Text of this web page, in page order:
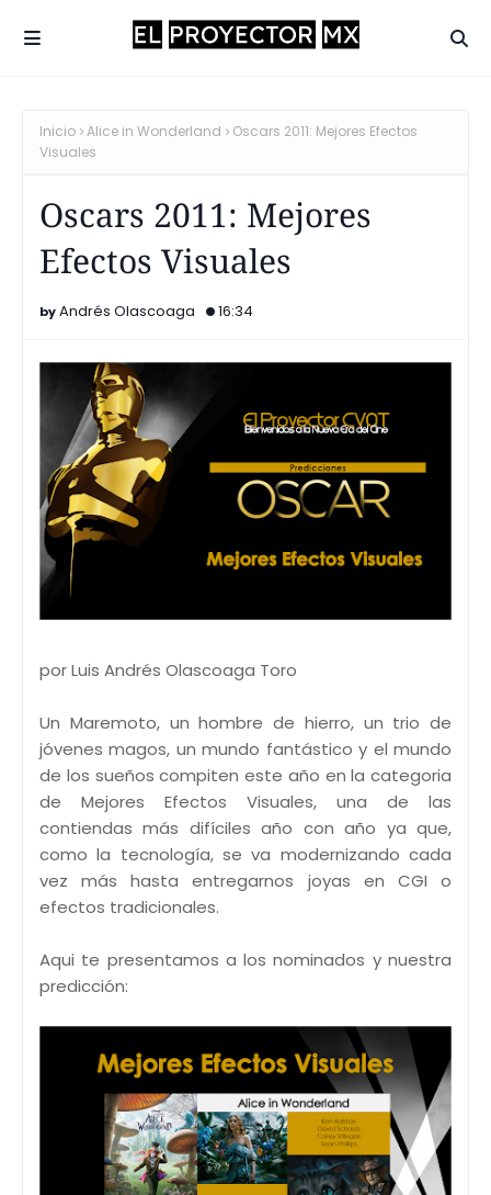
Inicio Alice in Wonderland
Oscars 2011: Mejores Efectos
Visuales
Oscars 2011: Mejores
Efectos Visuales
Andrés Olascoaga 16:34
por Luis Andrés Olascoaga Toro
Un Maremoto, un hombre de hierro, un trio de
jóvenes magos, un mundo fantástico y el mundo
de los sueños compiten este año en la categoria
de Mejores Efectos Visuales, una de las
contiendas más difíciles año con año ya que,
como la tecnología, se va modernizando cada
vez más hasta entregarnos joyas en CGI o
efectos tradicionales.
Aqui te presentamos a los nominados y nuestra
predicción: